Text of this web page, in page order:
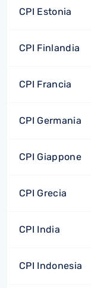
CPI Estonia
CPI Finlandia
CPI Francia
CPI Germania
CPI Giappone
CPI Grecia
CPI India
CPI Indonesia